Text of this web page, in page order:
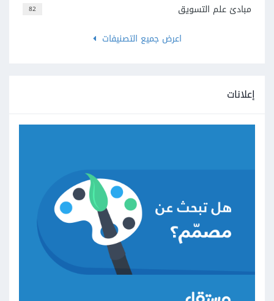
82
مبادئ علم التسويق
اعرض جميع التصنيفات
إعلانات